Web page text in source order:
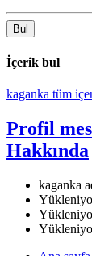
Bul
İçerik bul
kaganka tüm
Profil
Hakkında
kaganka